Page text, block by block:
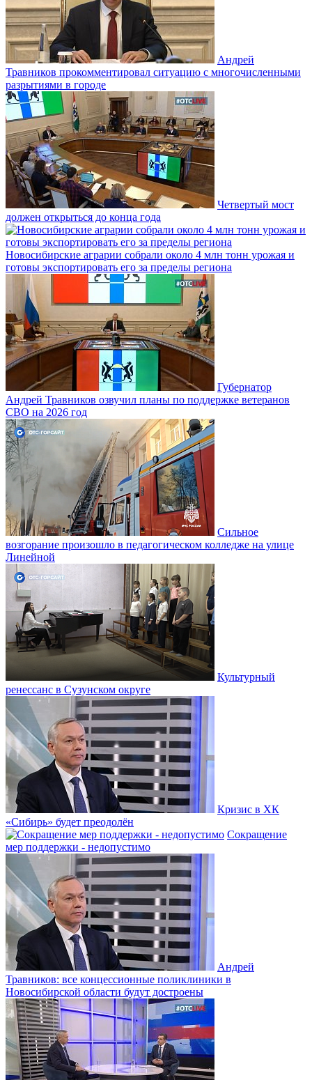
Андрей
Травников прокомментировал ситуацию с многочисленными
разрытиями в городе
Четвертый мост
должен открыться до конца года
Новосибирские аграрии собрали около 4 млн тонн урожая и
готовы экспортировать его за пределы региона
Губернатор
Андрей Травников озвучил планы по поддержке ветеранов
СВО на 2026 год
Сильное
возгорание произошло в педагогическом колледже на улице
Линейной
Культурный
ренессанс в Сузунском округе
Кризис в ХК
«Сибирь» будет преодолён
Сокращение
мер поддержки - недопустимо
Андрей
Травников: все концессионные поликлиники в
Новосибирской области будут достроены